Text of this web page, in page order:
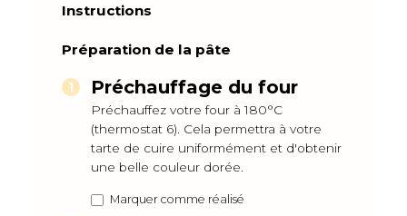
Instructions
Préparation de la pâte
Préchauffage du four
Préchauffez votre four à 180°C
(thermostat 6). Cela permettra à votre
tarte de cuire uniformément et d'obtenir
une belle couleur dorée.
Marquer comme réalisé